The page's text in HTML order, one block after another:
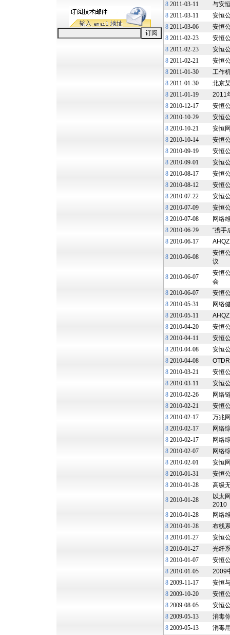
8 2011-03-11
与安
8 2011-03-11
安恒
8 2011-03-06
安恒
8 2011-02-23
安恒
8 2011-02-23
安恒
8 2011-02-21
安恒
8 2011-01-30
工作
8 2011-01-30
北京
8 2011-01-19
2011
8 2010-12-17
安恒
8 2010-10-29
安恒
8 2010-10-21
安恒
8 2010-10-14
安恒
8 2010-09-19
安恒
8 2010-09-01
安恒
8 2010-08-17
安恒
8 2010-08-12
安恒
8 2010-07-22
安恒
8 2010-07-09
安恒
8 2010-07-08
网络
8 2010-06-29
“携手
8 2010-06-17
8 2010-06-08
安恒
议
8 2010-06-07
安恒
会
8 2010-06-07
安恒
8 2010-05-31
网络
8 2010-05-11
8 2010-04-20
安恒
8 2010-04-11
安恒
8 2010-04-08
安恒
8 2010-04-08
8 2010-03-21
安恒
8 2010-03-11
安恒
8 2010-02-26
网络
8 2010-02-21
安恒
8 2010-02-17
万兆
8 2010-02-17
网络
8 2010-02-17
网络
8 2010-02-07
网络
8 2010-02-01
安恒
8 2010-01-31
安恒
8 2010-01-28 高级
8 2010-01-28
以太
2010
8 2010-01-28
网络
8 2010-01-28
布线
8 2010-01-27
安恒
8 2010-01-27
光纤
8 2010-01-07
安恒
8 2010-01-05
2009
8 2009-11-17
安恒
8 2009-10-20
安恒
8 2009-08-05
安恒
8 2009-05-13
消毒
8 2009-05-13 消毒